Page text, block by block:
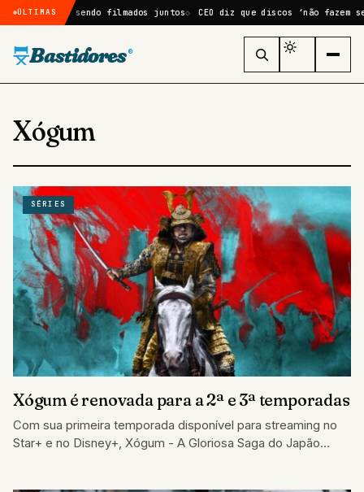
ÚLTIMAS
III estejam sendo filmados juntos CEO diz que discos ‘não fazem
Bastidores ®
Xógum
SÉRIES
Xógum é renovada para a 2ª e 3ª temporadas
Com sua primeira temporada disponível para streaming no
Star+ e no Disney+, Xógum - A Gloriosa Saga do Japão